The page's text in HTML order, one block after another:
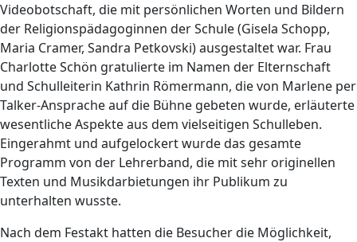
Videobotschaft, die mit persönlichen Worten und Bildern
der Religionspädagoginnen der Schule (Gisela Schopp,
Maria Cramer, Sandra Petkovski) ausgestaltet war. Frau
Charlotte Schön gratulierte im Namen der Elternschaft
und Schulleiterin Kathrin Römermann, die von Marlene per
Talker-Ansprache auf die Bühne gebeten wurde, erläuterte
wesentliche Aspekte aus dem vielseitigen Schulleben.
Eingerahmt und aufgelockert wurde das gesamte
Programm von der Lehrerband, die mit sehr originellen
Texten und Musikdarbietungen ihr Publikum zu
unterhalten wusste.
Nach dem Festakt hatten die Besucher die Möglichkeit,